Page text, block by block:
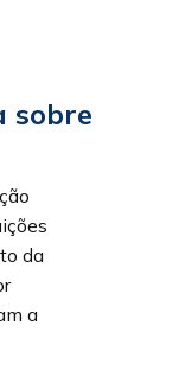
sobre
da
a